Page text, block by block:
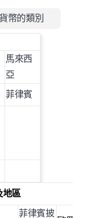
幣的類別
馬來西
亞
菲律賓
地區
菲律賓披